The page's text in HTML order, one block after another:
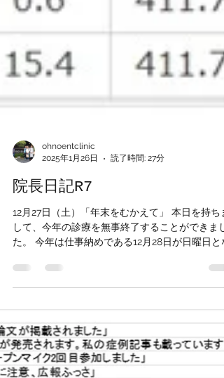
2025年1月26日
読了時間: 27分
院長日記R7
12月27日（土）「年末をむかえて」 本日を持ちま
ったため、1日早く年末年始休暇に入ります。 例
ですと、10月の半ばを過ぎると来院患者さんが増
えて多忙な日々を過ごしてきましたが、今年はな
ぜかそうでもありませんでした。 先月の記事に
書いたように、インフルエンザが早めに流行を迎